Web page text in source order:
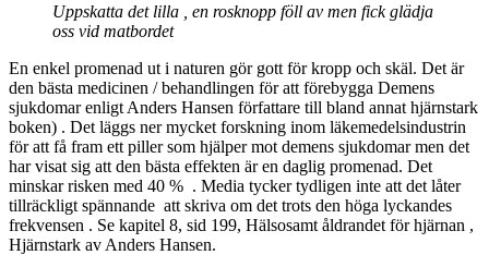
Uppskatta det lilla , en rosknopp föll av men fick glädja
oss vid matbordet
En enkel promenad ut i naturen gör gott för kropp och skäl. Det är
den bästa medicinen / behandlingen för att förebygga Demens
sjukdomar enligt Anders Hansen författare till bland annat hjärnstark
boken) . Det läggs ner mycket forskning inom läkemedelsindustrin
för att få fram ett piller som hjälper mot demens sjukdomar men det
har visat sig att den bästa effekten är en daglig promenad. Det
minskar risken med 40 % . Media tycker tydligen inte att det låter
tillräckligt spännande att skriva om det trots den höga lyckandes
frekvensen . Se kapitel 8, sid 199, Hälsosamt åldrandet för hjärnan ,
Hjärnstark av Anders Hansen.